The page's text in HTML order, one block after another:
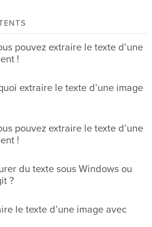
pouvez extraire le texte d’une
!
extraire le texte d’une image
pouvez extraire le texte d’une
!
du texte sous Windows ou
?
le texte d’une image avec